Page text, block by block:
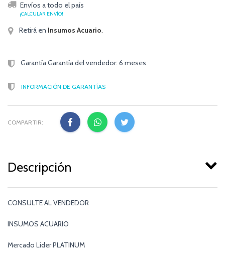
Envíos a todo el país
¡CALCULAR ENVÍO!
Retirá en Insumos Acuario.
Garantía Garantía del vendedor: 6 meses
INFORMACIÓN DE GARANTÍAS
COMPARTIR:
Descripción
CONSULTE AL VENDEDOR
INSUMOS ACUARIO
Mercado Líder PLATINUM